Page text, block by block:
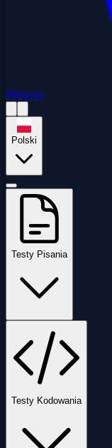
Motywy
Polski
Testy Pisania
Testy Kodowania